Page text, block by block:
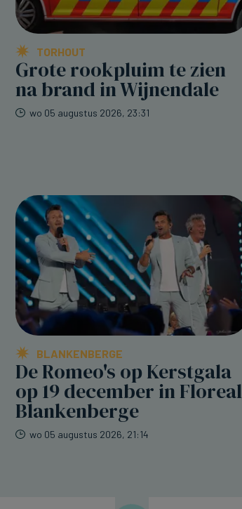
TORHOUT
Grote rookpluim te zien
na brand in Wijnendale
wo 05 augustus 2026, 23:31
BLANKENBERGE
De Romeo's op Kerstgala
op 19 december in Floreal
Blankenberge
wo 05 augustus 2026, 21:14